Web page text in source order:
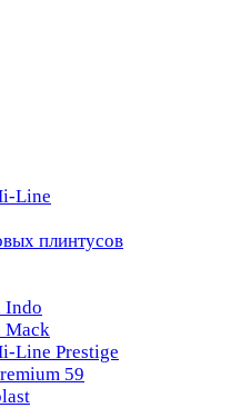
Line
плинтусов
Indo
Mack
Line Prestige
59